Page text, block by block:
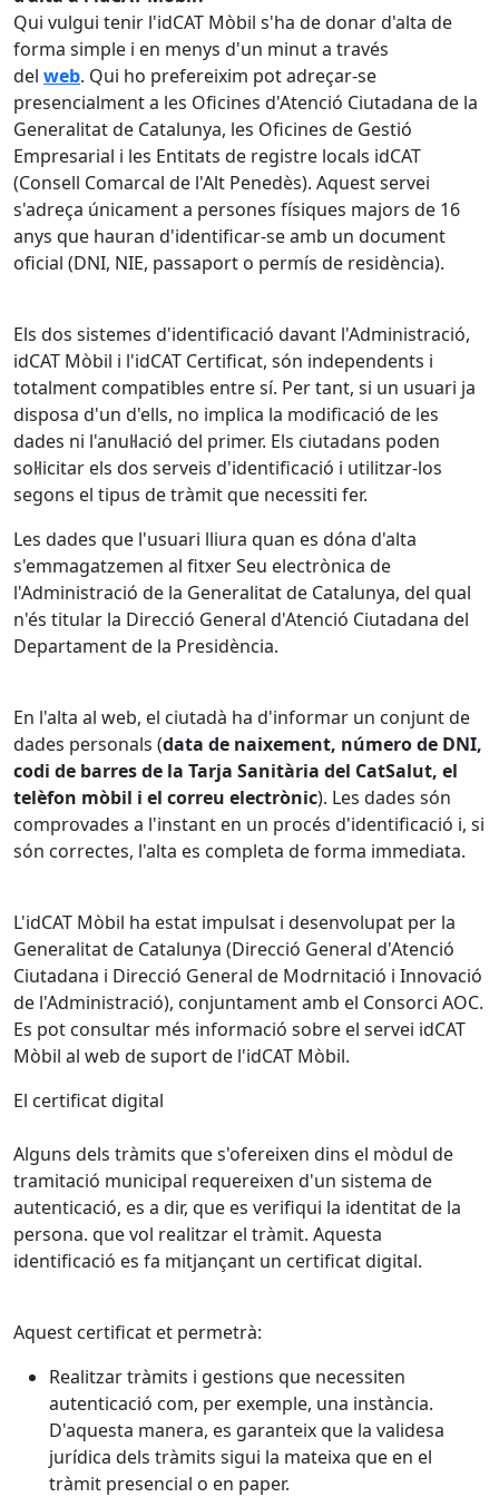
Qui vulgui tenir l'idCAT Mòbil s'ha de donar d'alta de
forma simple i en menys d'un minut a través
del web. Qui ho prefereixim pot adreçar-se
presencialment a les Oficines d'Atenció Ciutadana de la
Generalitat de Catalunya, les Oficines de Gestió
Empresarial i les Entitats de registre locals idCAT
(Consell Comarcal de l'Alt Penedès). Aquest servei
s'adreça únicament a persones físiques majors de 16
anys que hauran d'identificar-se amb un document
oficial (DNI, NIE, passaport o permís de residència).
Els dos sistemes d'identificació davant l'Administració,
idCAT Mòbil i l'idCAT Certificat, són independents i
totalment compatibles entre sí. Per tant, si un usuari ja
disposa d'un d'ells, no implica la modificació de les
dades ni l'anul·lació del primer. Els ciutadans poden
sol·licitar els dos serveis d'identificació i utilitzar-los
segons el tipus de tràmit que necessiti fer.
Les dades que l'usuari lliura quan es dóna d'alta
s'emmagatzemen al fitxer Seu electrònica de
l'Administració de la Generalitat de Catalunya, del qual
n'és titular la Direcció General d'Atenció Ciutadana del
Departament de la Presidència.
En l'alta al web, el ciutadà ha d'informar un conjunt de
dades personals (data de naixement, número de DNI,
codi de barres de la Tarja Sanitària del CatSalut, el
telèfon mòbil i el correu electrònic). Les dades són
comprovades a l'instant en un procés d'identificació i, si
són correctes, l'alta es completa de forma immediata.
L'idCAT Mòbil ha estat impulsat i desenvolupat per la
Generalitat de Catalunya (Direcció General d'Atenció
Ciutadana i Direcció General de Modrnitació i Innovació
de l'Administració), conjuntament amb el Consorci AOC.
Es pot consultar més informació sobre el servei idCAT
Mòbil al web de suport de l'idCAT Mòbil.
El certificat digital
Alguns dels tràmits que s'ofereixen dins el mòdul de
tramitació municipal requereixen d'un sistema de
autenticació, es a dir, que es verifiqui la identitat de la
persona. que vol realitzar el tràmit. Aquesta
identificació es fa mitjançant un certificat digital.
Aquest certificat et permetrà:
Realitzar tràmits i gestions que necessiten
autenticació com, per exemple, una instància.
D'aquesta manera, es garanteix que la validesa
jurídica dels tràmits sigui la mateixa que en el
tràmit presencial o en paper.